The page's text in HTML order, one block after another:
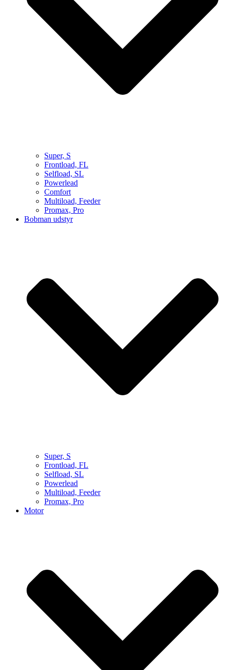
Super, S
Frontload, FL
Selfload, SL
Powerlead
Comfort
Multiload, Feeder
Promax, Pro
Bobman udstyr
Super, S
Frontload, FL
Selfload, SL
Powerlead
Multiload, Feeder
Promax, Pro
Motor